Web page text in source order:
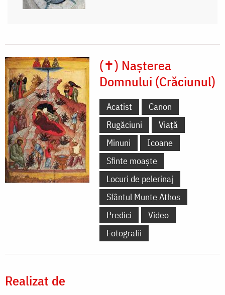
(✝) Nașterea
Domnului (Crăciunul)
Acatist
Canon
Rugăciuni
Viață
Minuni
Icoane
Sfinte moaște
Locuri de pelerinaj
Sfântul Munte Athos
Predici
Video
Fotografii
Realizat de